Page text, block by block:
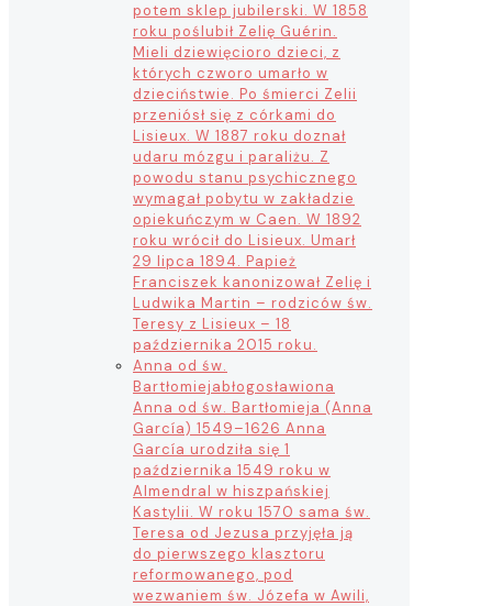
potem sklep jubilerski. W 1858
roku poślubił Zelię Guérin.
Mieli dziewięcioro dzieci, z
których czworo umarło w
dzieciństwie. Po śmierci Zelii
przeniósł się z córkami do
Lisieux. W 1887 roku doznał
udaru mózgu i paraliżu. Z
powodu stanu psychicznego
wymagał pobytu w zakładzie
opiekuńczym w Caen. W 1892
roku wrócił do Lisieux. Umarł
29 lipca 1894. Papież
Franciszek kanonizował Zelię i
Ludwika Martin – rodziców św.
Teresy z Lisieux – 18
października 2015 roku.
Anna od św.
Bartłomiejabłogosławiona
Anna od św. Bartłomieja (Anna
García) 1549–1626 Anna
García urodziła się 1
października 1549 roku w
Almendral w hiszpańskiej
Kastylii. W roku 1570 sama św.
Teresa od Jezusa przyjęła ją
do pierwszego klasztoru
reformowanego, pod
wezwaniem św. Józefa w Awili,